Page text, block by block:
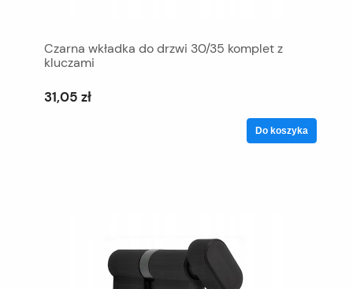
Czarna wkładka do drzwi 30/35 komplet z
kluczami
31,05 zł
Do koszyka